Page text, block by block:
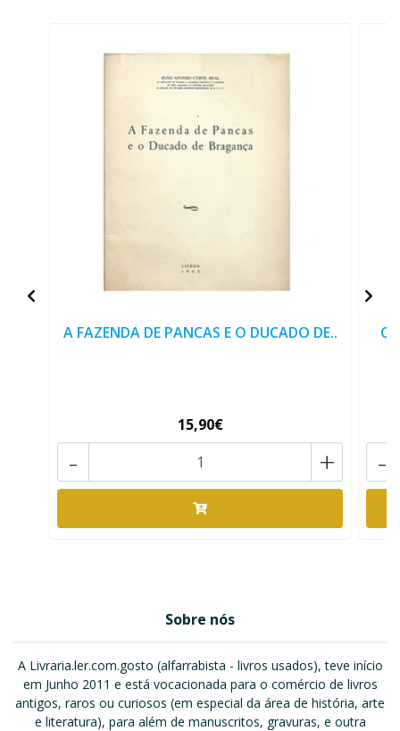
A FAZENDA DE PANCAS E O DUCADO DE..
15,90€
+
-
O
-
Sobre nós
A Livraria.ler.com.gosto (alfarrabista - livros usados), teve início
em Junho 2011 e está vocacionada para o comércio de livros
antigos, raros ou curiosos (em especial da área de história, arte
e literatura), para além de manuscritos, gravuras, e outra